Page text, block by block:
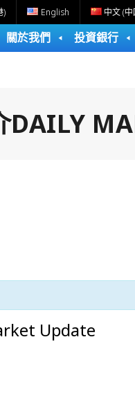
) English 中文 (中
關於我們 投資銀行
Update